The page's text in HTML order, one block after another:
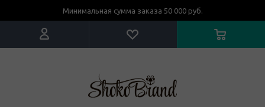
Минимальная сумма заказа 50 000 руб.